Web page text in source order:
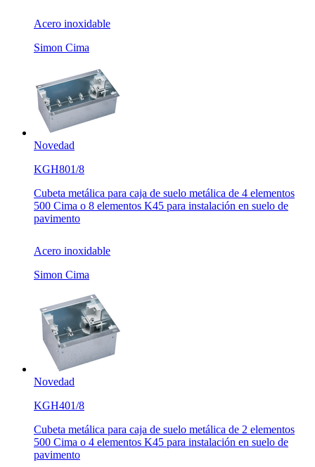
Acero inoxidable
Simon Cima
Novedad
KGH801/8
Cubeta metálica para caja de suelo metálica de 4 elementos
500 Cima o 8 elementos K45 para instalación en suelo de
pavimento
Acero inoxidable
Simon Cima
Novedad
KGH401/8
Cubeta metálica para caja de suelo metálica de 2 elementos
500 Cima o 4 elementos K45 para instalación en suelo de
pavimento